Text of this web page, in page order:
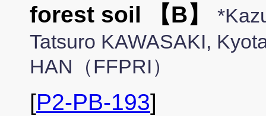
forest soil 【B】
Tatsuro KAWASAKI,
HAN（FFPRI）
[P2-PB-193]